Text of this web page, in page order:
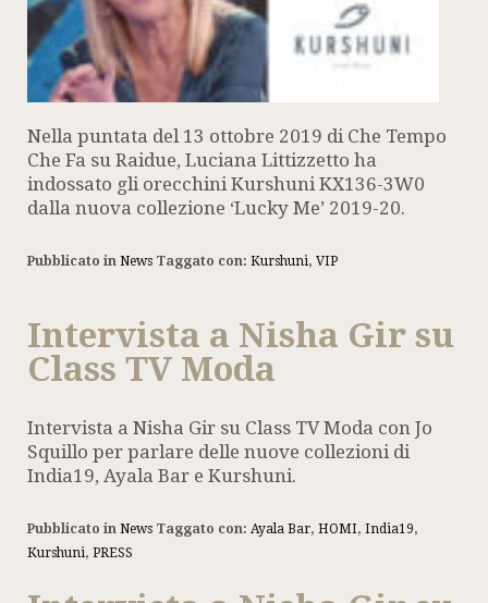
Nella puntata del 13 ottobre 2019 di Che Tempo
Che Fa su Raidue, Luciana Littizzetto ha
indossato gli orecchini Kurshuni KX136-3W0
dalla nuova collezione ‘Lucky Me’ 2019-20.
Pubblicato in News Taggato con: Kurshuni, VIP
Intervista a Nisha Gir su
Class TV Moda
Intervista a Nisha Gir su Class TV Moda con Jo
Squillo per parlare delle nuove collezioni di
India19, Ayala Bar e Kurshuni.
Pubblicato in News Taggato con: Ayala Bar, HOMI, India19,
Kurshuni, PRESS